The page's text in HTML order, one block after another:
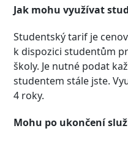
Jak mohu využívat
Studentský tarif je
k dispozici studentům
školy. Je nutné podat
studentem stále jste.
4 roky.
Mohu po ukončení